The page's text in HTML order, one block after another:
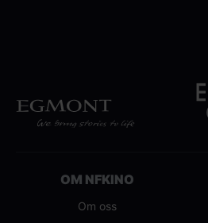
OM NFKINO
Om oss